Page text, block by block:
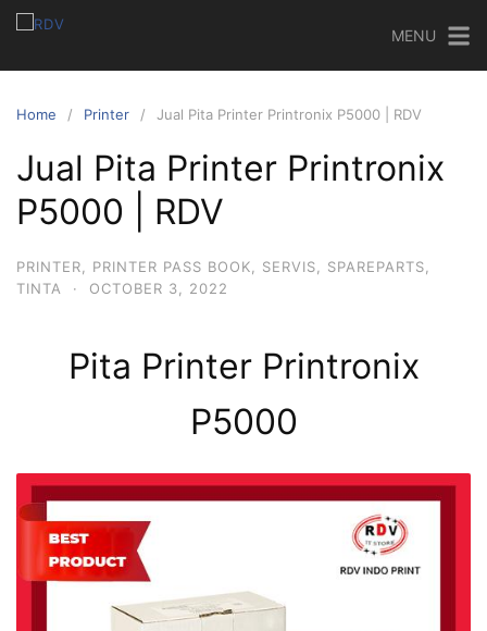
MENU
Home Printer Jual Pita Printer Printronix P5000 | RDV
Jual Pita Printer Printronix
P5000 | RDV
PRINTER PRINTER PASS BOOK SERVIS SPAREPARTS
TINTA
· OCTOBER 3, 2022
Pita Printer Printronix
P5000